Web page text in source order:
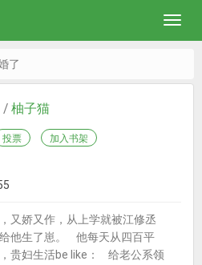
了
/ 柚子猫
投票 加入书架
又娇又作，从上学就被江修丞
他生了崽。 他每天从四百平
贵妇生活be like： 给老公系领